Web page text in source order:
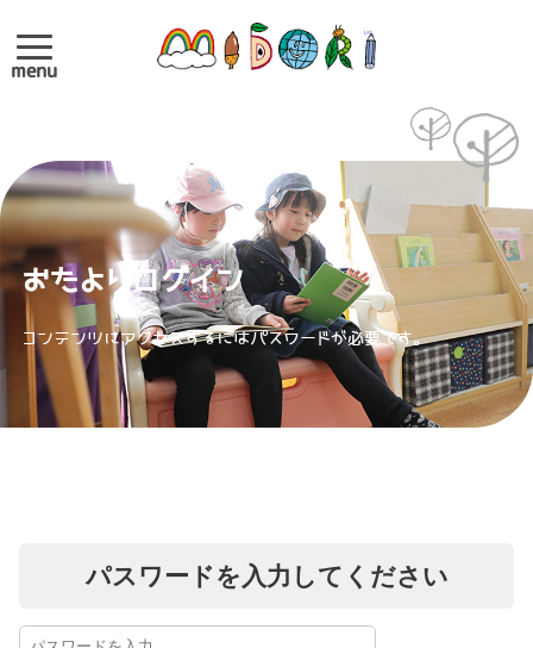
menu
おたよりログイン
コンテンツにアクセスするにはパスワードが必要です。
パスワードを入力してください